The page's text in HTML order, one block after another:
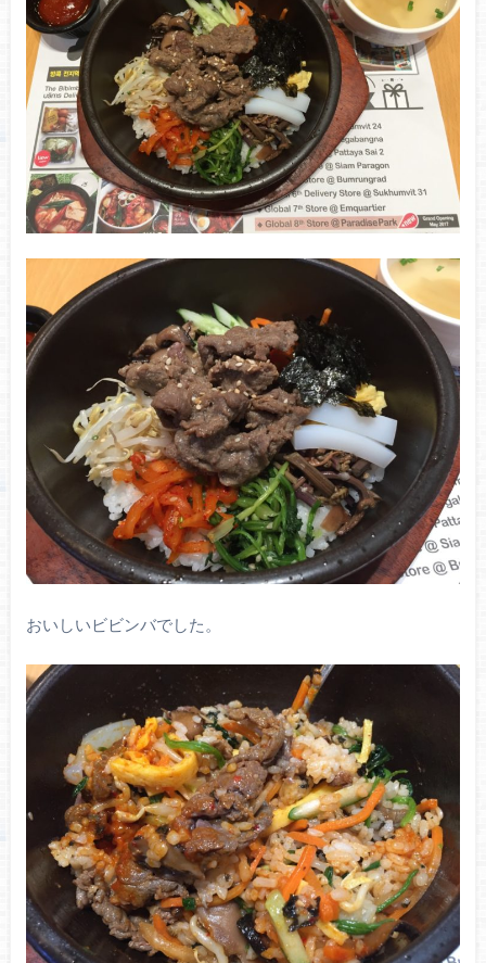
おいしいビビンバでした。